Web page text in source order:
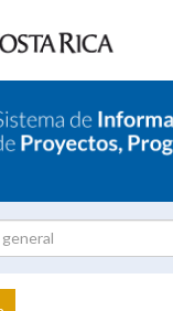
Investigador